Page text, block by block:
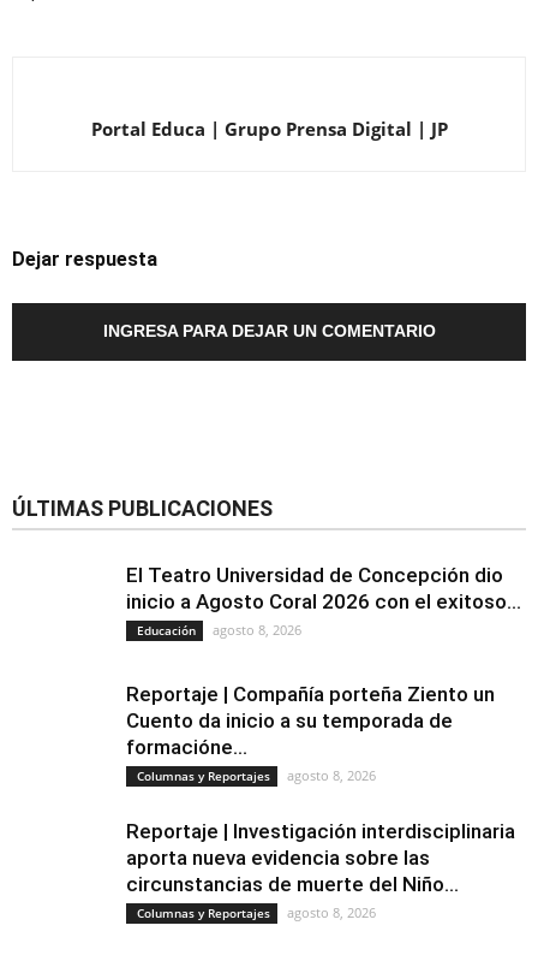
Portal Educa | Grupo Prensa Digital | JP
Dejar respuesta
INGRESA PARA DEJAR UN COMENTARIO
ÚLTIMAS PUBLICACIONES
El Teatro Universidad de Concepción dio
inicio a Agosto Coral 2026 con el exitoso...
Educación agosto 8, 2026
Reportaje | Compañía porteña Ziento un
Cuento da inicio a su temporada de
formacióne...
Columnas y Reportajes agosto 8, 2026
Reportaje | Investigación interdisciplinaria
aporta nueva evidencia sobre las
circunstancias de muerte del Niño...
Columnas y Reportajes agosto 8, 2026